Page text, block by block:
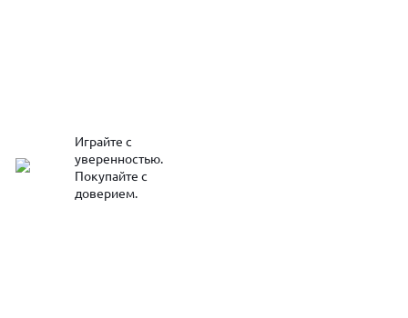
Играйте с
уверенностью.
Покупайте с
доверием.